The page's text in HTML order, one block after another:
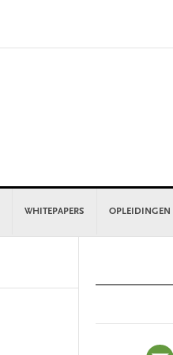
WHITEPAPERS OPLEIDINGEN
Sidebar